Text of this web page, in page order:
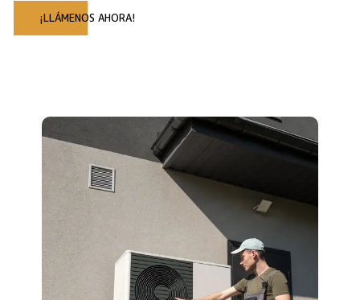
¡LLÁMENOS AHORA!